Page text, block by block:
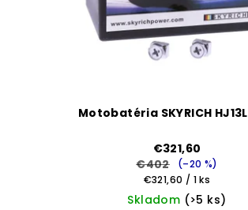
Motobatéria SKYRICH
€321,60
€402
(–20 %)
Jednotková
cena:
€321,60 / 1 ks
Skladom (>5 ks)